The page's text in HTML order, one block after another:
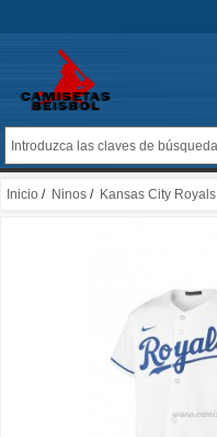
Inicio / Ninos / Kansas City Royals